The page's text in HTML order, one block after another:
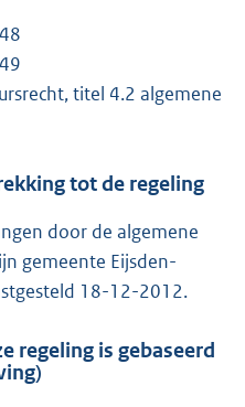
titel 4.2 algemene
tot de regeling
door de algemene
gemeente Eijsden-
18-12-2012.
regeling is gebaseerd